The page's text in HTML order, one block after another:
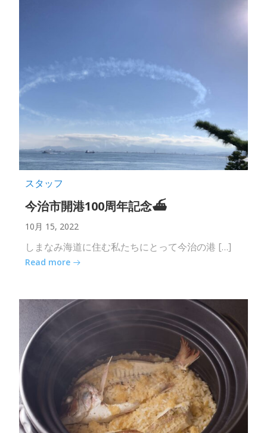
スタッフ
今治市開港100周年記念⛴
10月 15, 2022
しまなみ海道に住む私たちにとって今治の港 […]
Read more